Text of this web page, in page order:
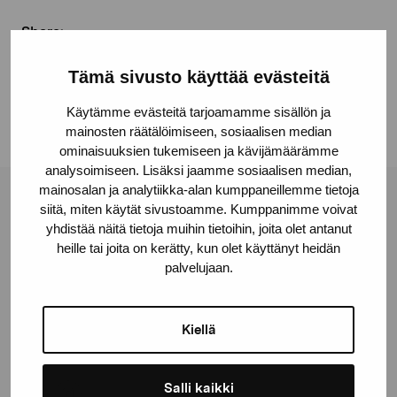
Tämä sivusto käyttää evästeitä
Käytämme evästeitä tarjoamamme sisällön ja
mainosten räätälöimiseen, sosiaalisen median
ominaisuuksien tukemiseen ja kävijämäärämme
analysoimiseen. Lisäksi jaamme sosiaalisen median,
mainosalan ja analytiikka-alan kumppaneillemme tietoja
siitä, miten käytät sivustoamme. Kumppanimme voivat
yhdistää näitä tietoja muihin tietoihin, joita olet antanut
heille tai joita on kerätty, kun olet käyttänyt heidän
palvelujaan.
Kiellä
Salli kaikki
Share:
Pro Artibus Foundation